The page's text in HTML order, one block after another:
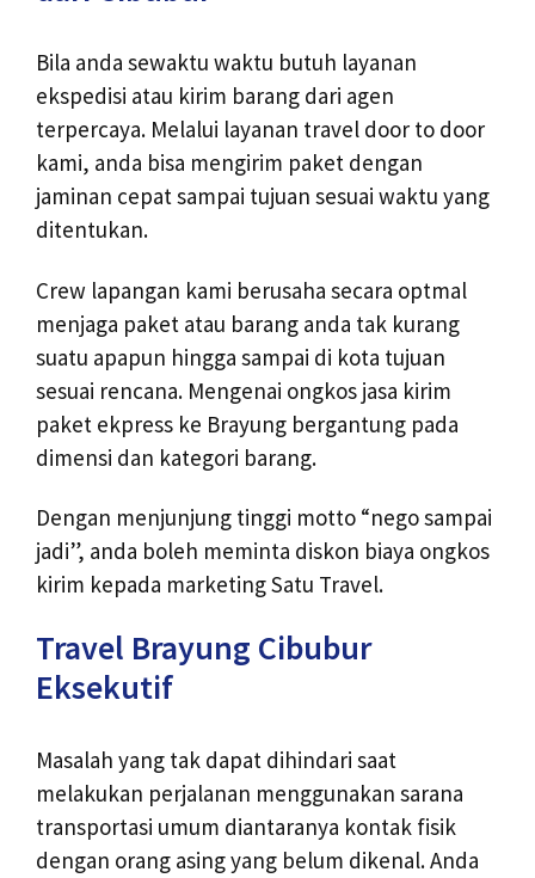
Bila anda sewaktu waktu butuh layanan
ekspedisi atau kirim barang dari agen
terpercaya. Melalui layanan travel door to door
kami, anda bisa mengirim paket dengan
jaminan cepat sampai tujuan sesuai waktu yang
ditentukan.
Crew lapangan kami berusaha secara optmal
menjaga paket atau barang anda tak kurang
suatu apapun hingga sampai di kota tujuan
sesuai rencana. Mengenai ongkos jasa kirim
paket ekpress ke Brayung bergantung pada
dimensi dan kategori barang.
Dengan menjunjung tinggi motto “nego sampai
jadi”, anda boleh meminta diskon biaya ongkos
kirim kepada marketing Satu Travel.
Travel Brayung Cibubur
Eksekutif
Masalah yang tak dapat dihindari saat
melakukan perjalanan menggunakan sarana
transportasi umum diantaranya kontak fisik
dengan orang asing yang belum dikenal. Anda